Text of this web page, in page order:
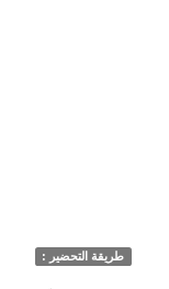
طريقة التحضير :